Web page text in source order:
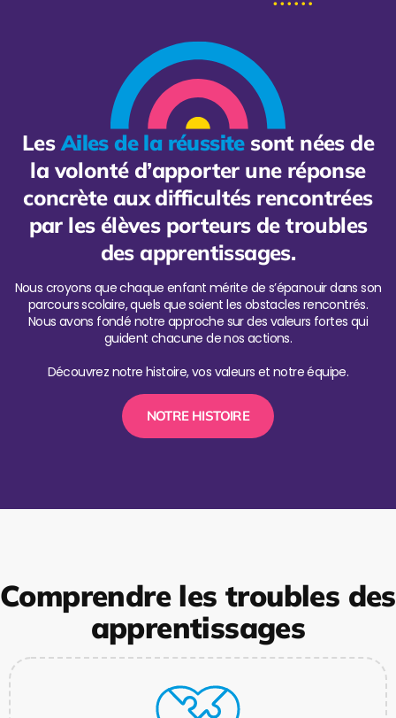
LesAiles de la réussitesont nées de
la volonté d’apporter une réponse
concrète aux difficultés rencontrées
par les élèves porteurs de troubles
des apprentissages.
Nous croyons que chaque enfant mérite de s’épanouir dans son
parcours scolaire, quels que soient les obstacles rencontrés.
Nous avons fondé notre approche sur des valeurs fortes qui
guident chacune de nos actions.
Découvrez notre histoire, vos valeurs et notre équipe.
NOTRE HISTOIRE
Comprendre les troubles des
apprentissages